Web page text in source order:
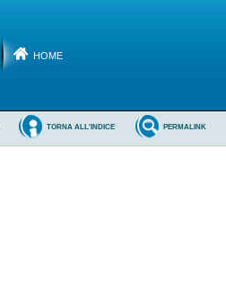
HOME
PERMALINK
TORNA ALL'INDICE